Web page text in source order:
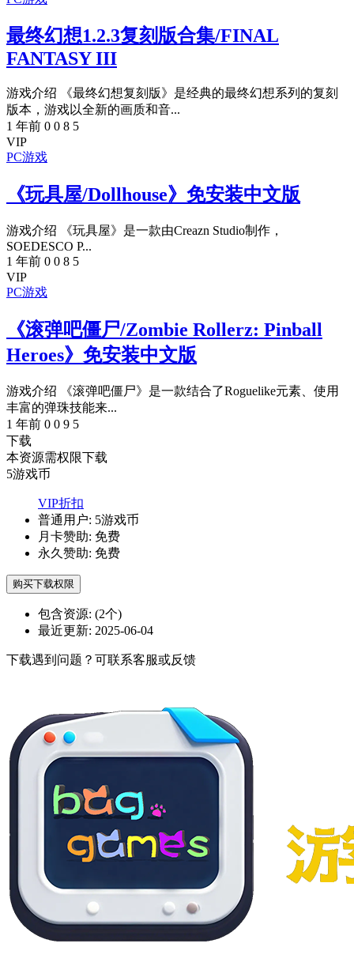
最终幻想1.2.3复刻版合集/FINAL
FANTASY III
游戏介绍 《最终幻想复刻版》是经典的最终幻想系列的复刻
版本，游戏以全新的画质和音...
1 年前 0 0 8 5
VIP
PC游戏
《玩具屋/Dollhouse》免安装中文版
游戏介绍 《玩具屋》是一款由Creazn Studio制作，
SOEDESCO P...
1 年前 0 0 8 5
VIP
PC游戏
《滚弹吧僵尸/Zombie Rollerz: Pinball
Heroes》免安装中文版
游戏介绍 《滚弹吧僵尸》是一款结合了Roguelike元素、使用
丰富的弹珠技能来...
1 年前 0 0 9 5
下载
本资源需权限下载
5游戏币
VIP折扣
普通用户: 5游戏币
月卡赞助: 免费
永久赞助: 免费
购买下载权限
包含资源: (2个)
最近更新: 2025-06-04
下载遇到问题？可联系客服或反馈